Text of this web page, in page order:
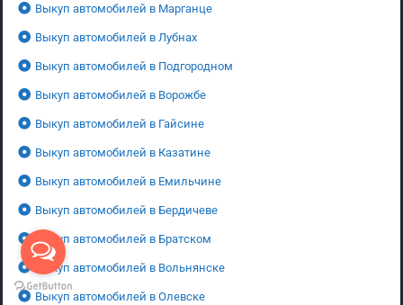
Выкуп автомобилей в Марганце
Выкуп автомобилей в Лубнах
Выкуп автомобилей в Подгородном
Выкуп автомобилей в Ворожбе
Выкуп автомобилей в Гайсине
Выкуп автомобилей в Казатине
Выкуп автомобилей в Емильчине
Выкуп автомобилей в Бердичеве
Выкуп автомобилей в Братском
Выкуп автомобилей в Вольнянске
Выкуп автомобилей в Олевске